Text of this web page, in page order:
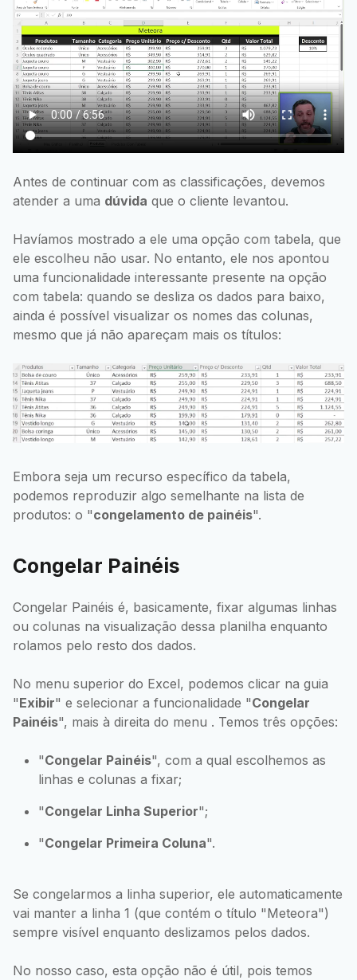
Antes de continuar com as classificações, devemos
atender a uma dúvida que o cliente levantou.
Havíamos mostrado a ele uma opção com tabela, que
ele escolheu não usar. No entanto, ele nos apontou
uma funcionalidade interessante presente na opção
com tabela: quando se desliza os dados para baixo,
ainda é possível visualizar os nomes das colunas,
mesmo que já não apareçam mais os títulos:
Embora seja um recurso específico da tabela,
podemos reproduzir algo semelhante na lista de
produtos: o "congelamento de painéis".
Congelar Painéis
Congelar Painéis é, basicamente, fixar algumas linhas
ou colunas na visualização dessa planilha enquanto
rolamos pelo resto dos dados.
No menu superior do Excel, podemos clicar na guia
"Exibir" e selecionar a funcionalidade "Congelar
Painéis", mais à direita do menu . Temos três opções:
"Congelar Painéis", com a qual escolhemos as
linhas e colunas a fixar;
"Congelar Linha Superior";
"Congelar Primeira Coluna".
Se congelarmos a linha superior, ele automaticamente
vai manter a linha 1 (que contém o título "Meteora")
sempre visível enquanto deslizamos pelos dados.
No nosso caso, esta opção não é útil, pois temos